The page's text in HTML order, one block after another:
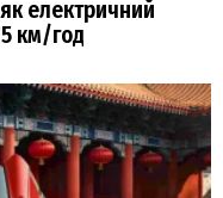
електричний
км/год